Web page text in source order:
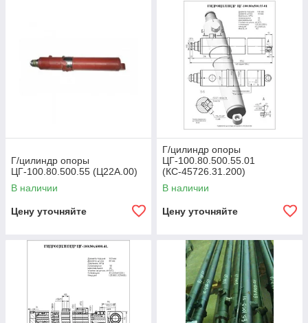
Г/цилиндр опоры
ЦГ-100.80.500.55 (Ц22А.00)
В наличии
Цену уточняйте
Г/цилиндр опоры
ЦГ-100.80.500.55.01
(КС-45726.31.200)
В наличии
Цену уточняйте